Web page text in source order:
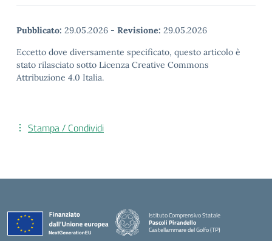
Pubblicato: 29.05.2026 - Revisione: 29.05.2026
Eccetto dove diversamente specificato, questo articolo è
stato rilasciato sotto Licenza Creative Commons
Attribuzione 4.0 Italia.
Stampa / Condividi
Istituto Comprensivo Statale
Pascoli Pirandello
Castellammare del Golfo (TP)